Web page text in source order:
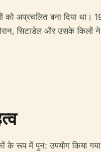
अप्रचलित बना दिया था।
सिटाडेल और उसके किलों ने
के रूप में पुन: उपयोग किया